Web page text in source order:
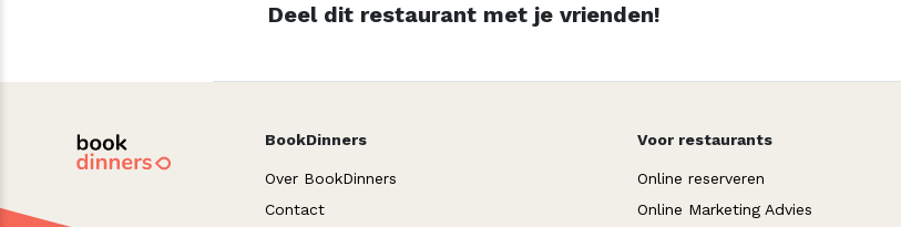
Deel dit restaurant met je vrienden!
BookDinners
Over BookDinners
Contact
Voor restaurants
Online reserveren
Online Marketing Advies